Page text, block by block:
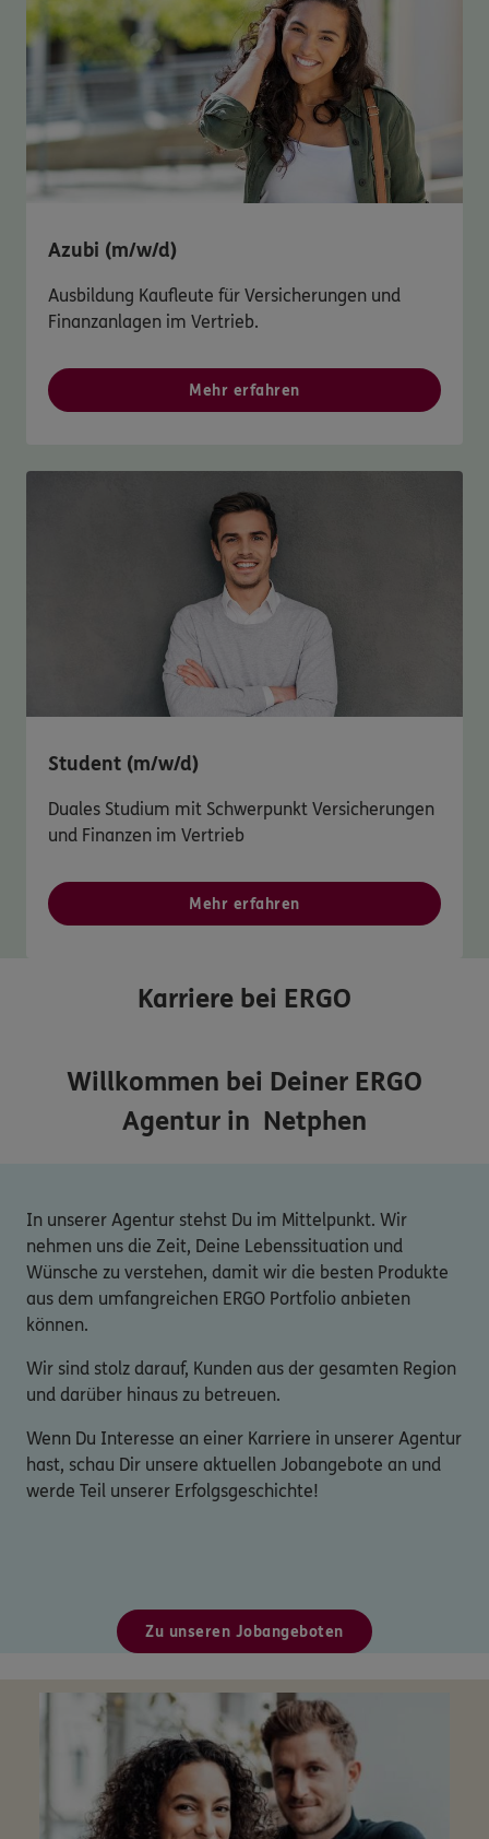
Azubi (m/w/d)
Ausbildung Kaufleute für Versicherungen und
Finanzanlagen im Vertrieb.
Mehr erfahren
Student (m/w/d)
Duales Studium mit Schwerpunkt Versicherungen
und Finanzen im Vertrieb
Mehr erfahren
Karriere bei ERGO
Willkommen bei Deiner ERGO
Agentur in Netphen
In unserer Agentur stehst Du im Mittelpunkt. Wir
nehmen uns die Zeit, Deine Lebenssituation und
Wünsche zu verstehen, damit wir die besten Produkte
aus dem umfangreichen ERGO Portfolio anbieten
können.
Wir sind stolz darauf, Kunden aus der gesamten Region
und darüber hinaus zu betreuen.
Wenn Du Interesse an einer Karriere in unserer Agentur
hast, schau Dir unsere aktuellen Jobangebote an und
werde Teil unserer Erfolgsgeschichte!
Zu unseren Jobangeboten